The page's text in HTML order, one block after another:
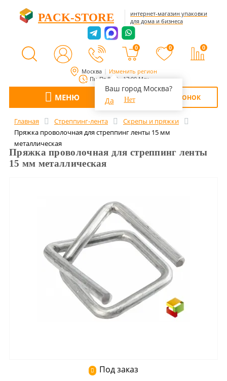
Москва Изменить регион
Ваш город Москва?
Да
Нет
Пн-Пт 8:00 - 17:00 Мск
PACK-STORE
интернет-магазин упаковки
для дома и бизнеса
0 0 0
МЕНЮ ОБРАТНЫЙ ЗВОНОК
Главная Стреппинг-лента
Скрепы и пряжки
Пряжка проволочная для стреппинг ленты 15 мм
металлическая
Пряжка проволочная для стреппинг ленты
15 мм металлическая
Под заказ